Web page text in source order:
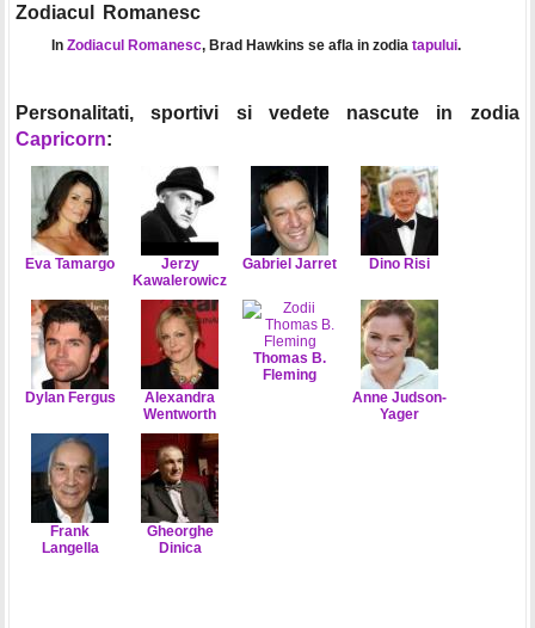
Zodiacul Romanesc
In Zodiacul Romanesc, Brad Hawkins se afla in zodia tapului.
Personalitati, sportivi si vedete nascute in zodia
Capricorn:
Eva Tamargo
Jerzy
Kawalerowicz
Gabriel Jarret Dino Risi
Dylan Fergus
Alexandra
Wentworth
Thomas B.
Fleming
Anne Judson-
Yager
Frank
Langella
Gheorghe
Dinica